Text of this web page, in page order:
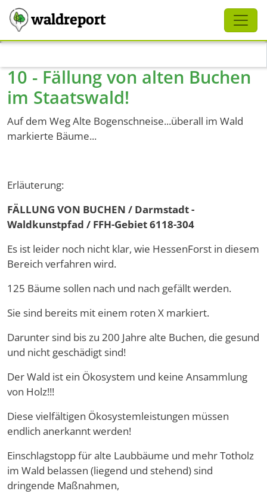
waldreport
10 - Fällung von alten Buchen
im Staatswald!
Auf dem Weg Alte Bogenschneise...überall im Wald
markierte Bäume...
Erläuterung:
FÄLLUNG VON BUCHEN / Darmstadt -
Waldkunstpfad / FFH-Gebiet 6118-304
Es ist leider noch nicht klar, wie HessenForst in diesem
Bereich verfahren wird.
125 Bäume sollen nach und nach gefällt werden.
Sie sind bereits mit einem roten X markiert.
Darunter sind bis zu 200 Jahre alte Buchen, die gesund
und nicht geschädigt sind!
Der Wald ist ein Ökosystem und keine Ansammlung
von Holz!!!
Diese vielfältigen Ökosystemleistungen müssen
endlich anerkannt werden!
Einschlagstopp für alte Laubbäume und mehr Totholz
im Wald belassen (liegend und stehend) sind
dringende Maßnahmen,
Schliessen